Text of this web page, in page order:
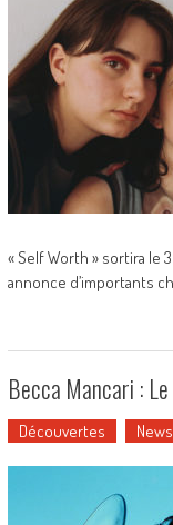
« Self Worth » sortira le
annonce d’importants
Becca Mancari :
Découvertes News